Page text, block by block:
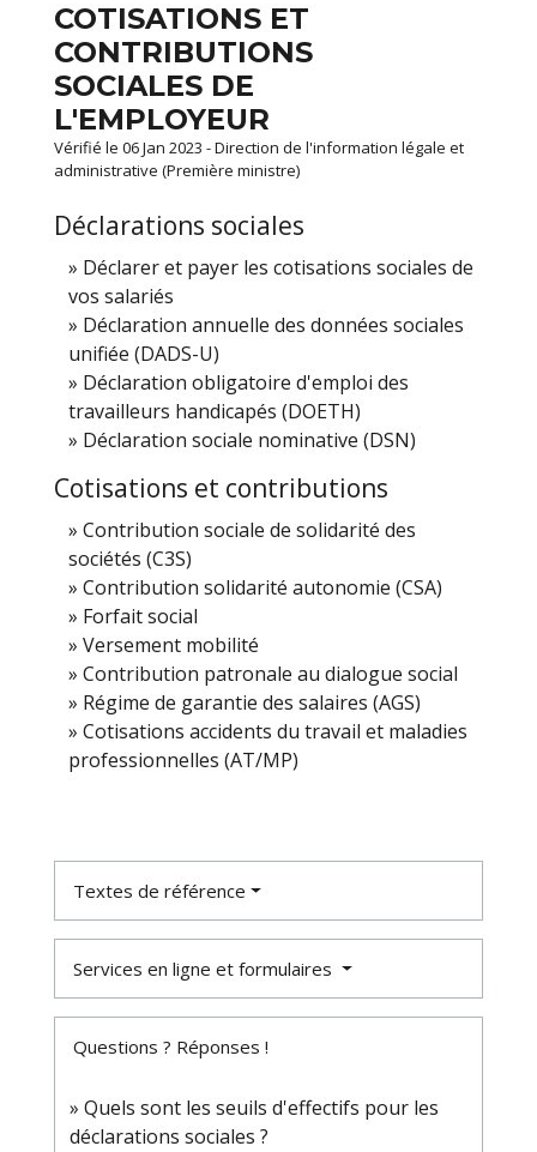
COTISATIONS ET
CONTRIBUTIONS
SOCIALES DE
L'EMPLOYEUR
Vérifié le 06 Jan 2023 - Direction de l'information légale et
administrative (Première ministre)
Déclarations sociales
Déclarer et payer les cotisations sociales de
vos salariés
Déclaration annuelle des données sociales
unifiée (DADS-U)
Déclaration obligatoire d'emploi des
travailleurs handicapés (DOETH)
Déclaration sociale nominative (DSN)
Cotisations et contributions
Contribution sociale de solidarité des
sociétés (C3S)
Contribution solidarité autonomie (CSA)
Forfait social
Versement mobilité
Contribution patronale au dialogue social
Régime de garantie des salaires (AGS)
Cotisations accidents du travail et maladies
professionnelles (AT/MP)
Textes de référence
Services en ligne et formulaires
Questions ? Réponses !
Quels sont les seuils d'effectifs pour les
déclarations sociales ?